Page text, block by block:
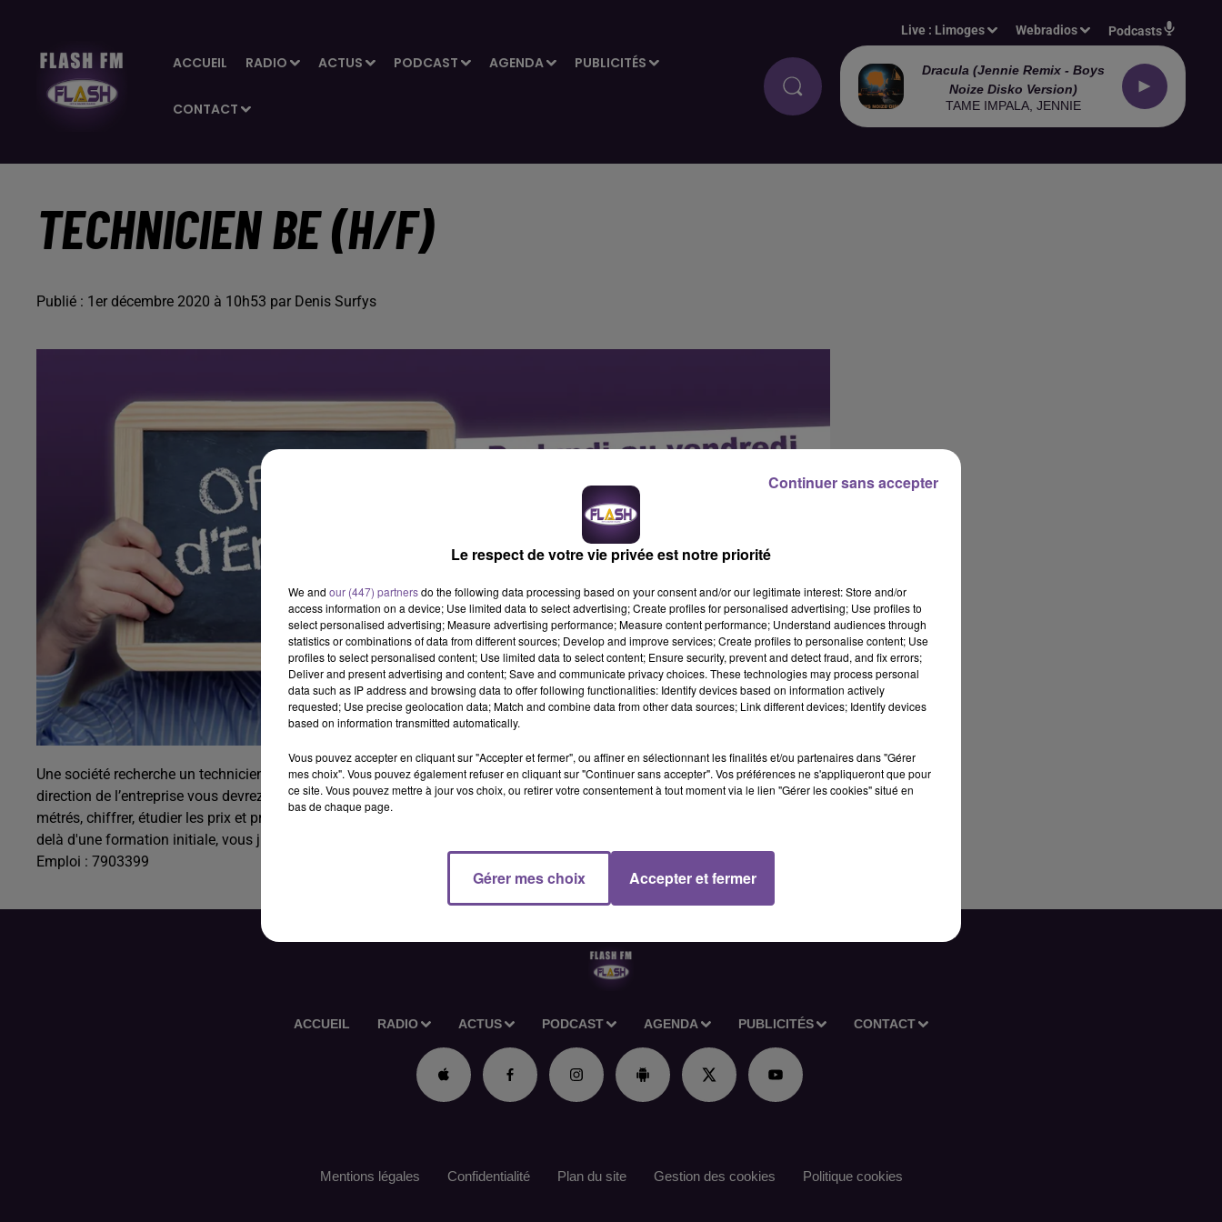
ACCUEIL RADIO ACTUS PODCAST AGENDA PUBLICITÉS
CONTACT
Live : Limoges Webradios Podcasts
Dracula (jennie Remix - Boys
Noize Disko Version)
TAME IMPALA, JENNIE
TECHNICIEN BE (H/F)
Publié : 1er décembre 2020 à 10h53 par Denis Surfys
Une société recherche un technicien bureau d’études (H/F) avec une prédominance maçonnerie. En relation directe avec la
direction de l’entreprise vous devrez effectuer des analyses administratives et techniques des dossiers, visiter les chantiers,
métrés, chiffrer, étudier les prix et prendre des décisions en concertation avec la direction et l’encadrement de chantier. Au-
delà d'une formation initiale, vous justifiez d'au moins 3 ans d'expérience sur un poste similaire. Référence de l’offre Pôle
Emploi : 7903399
ACCUEIL RADIO ACTUS PODCAST AGENDA PUBLICITÉS CONTACT
Mentions légales Confidentialité Plan du site Gestion des cookies Politique cookies
Le respect de votre vie privée est notre priorité
We and our (447) partnersdo the following data processing based on your consent and/or our legitimate interest: Store and/or
access information on a device; Use limited data to select advertising; Create profiles for personalised advertising; Use profiles to
select personalised advertising; Measure advertising performance; Measure content performance; Understand audiences through
statistics or combinations of data from different sources; Develop and improve services; Create profiles to personalise content; Use
profiles to select personalised content; Use limited data to select content; Ensure security, prevent and detect fraud, and fix errors;
Deliver and present advertising and content; Save and communicate privacy choices. These technologies may process personal
data such as IP address and browsing data to offer following functionalities: Identify devices based on information actively
requested; Use precise geolocation data; Match and combine data from other data sources; Link different devices; Identify devices
based on information transmitted automatically.
Vous pouvez accepter en cliquant sur "Accepter et fermer", ou affiner en sélectionnant les finalités et/ou partenaires dans "Gérer
mes choix". Vous pouvez également refuser en cliquant sur "Continuer sans accepter". Vos préférences ne s'appliqueront que pour
ce site. Vous pouvez mettre à jour vos choix, ou retirer votre consentement à tout moment via le lien "Gérer les cookies" situé en
bas de chaque page.
Gérer mes choix Accepter et fermer
Continuer sans accepter